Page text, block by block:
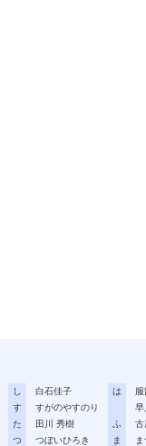
し
白石佳子
す
すがのやすのり
た
田川 秀樹
つ
つぼいひろき
は
早
ふ
古
ま